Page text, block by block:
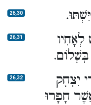
26,30
26,31
לְאָחִיו
בְּשָׁלוֹם.
26,32
יִצְחָק
חָפָרוּ